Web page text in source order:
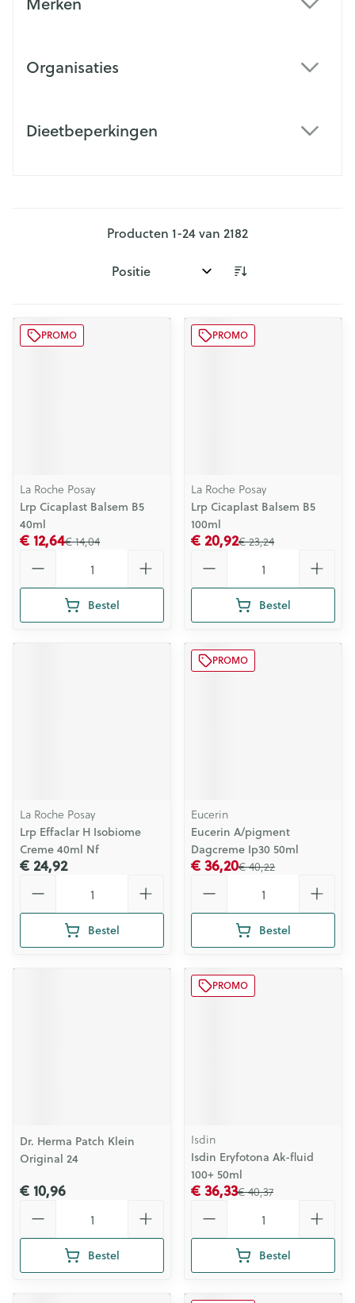
Organisaties
Dieetbeperkingen
Producten 1-24van 2182
Sorteer op:
PROMO
La Roche Posay
Lrp Cicaplast Balsem B5
40ml
€ 14,04
€ 12,64
Bestel
PROMO
La Roche Posay
Lrp Cicaplast Balsem B5
100ml
€ 23,24
€ 20,92
Bestel
La Roche Posay
Lrp Effaclar H Isobiome
Creme 40ml Nf
€ 24,92
Bestel
PROMO
Eucerin
Eucerin A/pigment
Dagcreme Ip30 50ml
€ 40,22
€ 36,20
Bestel
Dr. Herma Patch Klein
Original 24
€ 10,96
Bestel
PROMO
Isdin
Isdin Eryfotona Ak-fluid
100+ 50ml
€ 40,37
€ 36,33
Bestel